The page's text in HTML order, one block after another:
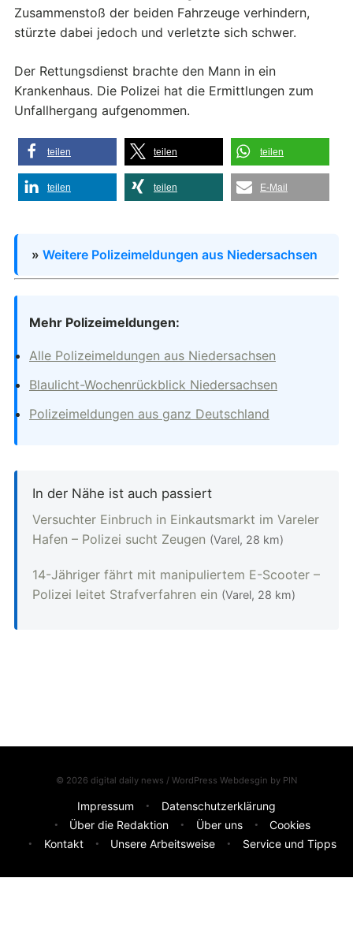
Zusammenstoß der beiden Fahrzeuge verhindern,
stürzte dabei jedoch und verletzte sich schwer.
Der Rettungsdienst brachte den Mann in ein
Krankenhaus. Die Polizei hat die Ermittlungen zum
Unfallhergang aufgenommen.
teilen teilen teilen
teilen teilen E-Mail
» Weitere Polizeimeldungen aus Niedersachsen
Mehr Polizeimeldungen:
Alle Polizeimeldungen aus Niedersachsen
Blaulicht-Wochenrückblick Niedersachsen
Polizeimeldungen aus ganz Deutschland
In der Nähe ist auch passiert
Versuchter Einbruch in Einkautsmarkt im Vareler
Hafen – Polizei sucht Zeugen (Varel, 28 km)
14-Jähriger fährt mit manipuliertem E-Scooter –
Polizei leitet Strafverfahren ein (Varel, 28 km)
© 2026 digital daily news / WordPress Webdesgin by PIN
Impressum
Datenschutzerklärung
Über die Redaktion
Über uns
Cookies
Kontakt
Unsere Arbeitsweise Service und Tipps